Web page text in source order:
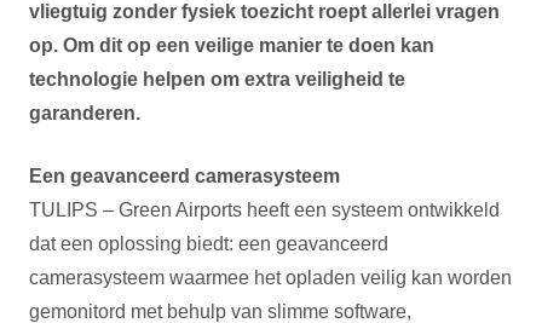
vliegtuig zonder fysiek toezicht roept allerlei vragen
op. Om dit op een veilige manier te doen kan
technologie helpen om extra veiligheid te
garanderen.
Een geavanceerd camerasysteem
TULIPS – Green Airports heeft een systeem ontwikkeld
dat een oplossing biedt: een geavanceerd
camerasysteem waarmee het opladen veilig kan worden
gemonitord met behulp van slimme software,